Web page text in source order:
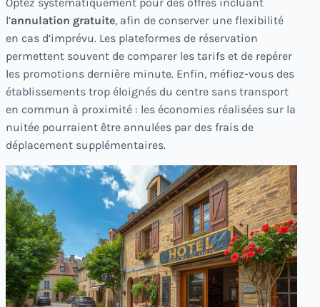
l’annulation gratuite, afin de conserver une flexibilité
en cas d’imprévu. Les plateformes de réservation
permettent souvent de comparer les tarifs et de repérer
les promotions dernière minute. Enfin, méfiez-vous des
établissements trop éloignés du centre sans transport
en commun à proximité : les économies réalisées sur la
nuitée pourraient être annulées par des frais de
déplacement supplémentaires.